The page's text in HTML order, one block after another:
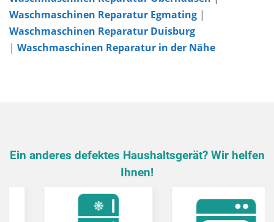
Waschmaschinen Reparatur Egmating |
Waschmaschinen Reparatur Duisburg
| Waschmaschinen Reparatur in der Nähe
Ein anderes defektes Haushaltsgerät? Wir helfen
Ihnen!